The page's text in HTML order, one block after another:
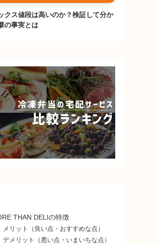
クス値段は高いのか？検証して分か
の事実とは
THAN DELIの特徴
メリット（良い点・おすすめな点）
デメリット（悪い点・いまいちな点）